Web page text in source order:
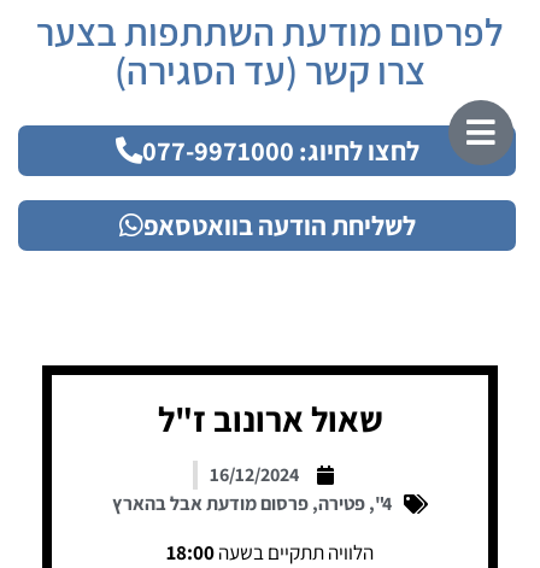
לפרסום מודעת השתתפות בצער
צרו קשר (עד הסגירה)
לחצו לחיוג: 077-9971000
לשליחת הודעה בוואטסאפ
שאול ארונוב ז"ל
16/12/2024
4"
,פטירה,פרסום מודעת אבל בהארץ
הלוויה תתקיים בשעה18:00